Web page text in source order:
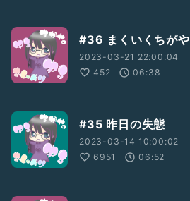
#36 まくいくちがや
2023-03-21 22:00:04
452
06:38
#35 昨日の失態
2023-03-14 10:00:02
6951
06:52